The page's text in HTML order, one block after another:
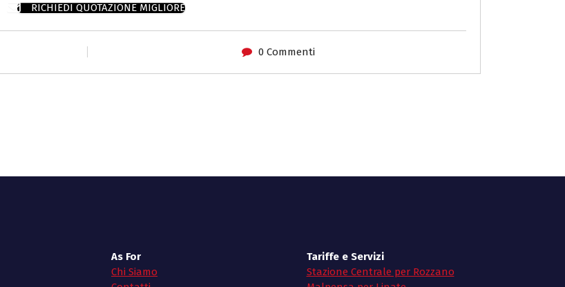
RICHIEDI QUOTAZIONE MIGLIORE
0 Commenti
As For
Chi Siamo
Tariffe e Servizi
Stazione Centrale per Rozzano